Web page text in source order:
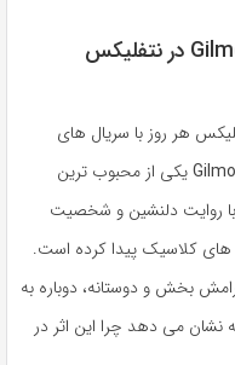
چرا تماشای دوباره سریال Gilmore Girls در نتفلیکس
هر روز با سریال های
یکی از محبوب ترین
با روایت دلنشین و شخصیت
های کلاسیک پیدا کرده است.
بخش و دوستانه، دوباره به
نشان می دهد چرا این اثر در